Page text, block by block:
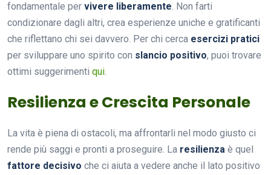
fondamentale per vivere liberamente. Non farti
condizionare dagli altri, crea esperienze uniche e gratificanti
che riflettano chi sei davvero. Per chi cerca esercizi pratici
per sviluppare uno spirito con slancio positivo, puoi trovare
ottimi suggerimenti qui.
Resilienza e Crescita Personale
La vita è piena di ostacoli, ma affrontarli nel modo giusto ci
rende più saggi e pronti a proseguire. La resilienza è quel
fattore decisivo che ci aiuta a vedere anche il lato positivo